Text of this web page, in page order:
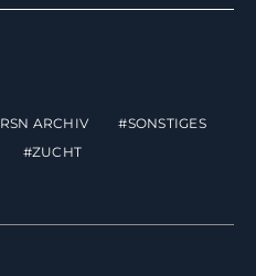
RSN ARCHIV
SONSTIGES
ZUCHT